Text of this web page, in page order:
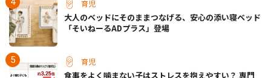
育児
大人のベッドにそのままつなげる、安心の添い寝ベッド
「そいねーるADプラス」登場
育児
食事をよく噛まない子はストレスを抱えやすい？ 専門